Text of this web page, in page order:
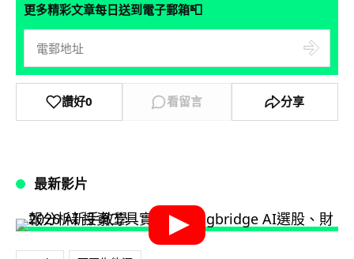
更多精彩文章每日送到電子郵箱📮
讚好0 看留言 分享
最新影片